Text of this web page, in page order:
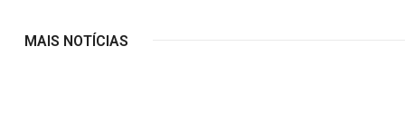
MAIS NOTÍCIAS